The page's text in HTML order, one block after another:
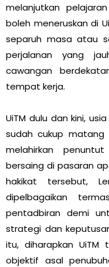
melanjutkan
boleh meneruskan di
separuh masa atau
perjalanan yang
cawangan
tempat kerja.
UiTM dulu dan kini,
sudah cukup
melahirkan
bersaing di pasaran
hakikat tersebut,
dipelbagaikan
pentadbiran demi
strategi dan
itu, diharapkan
objektif asal